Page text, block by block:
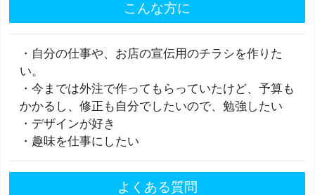
こんな方に
・自分の仕事や、お店の宣伝用のチラシを作りた
い。
・今までは外注で作ってもらっていたけど、予算も
かかるし、修正も自分でしたいので、勉強したい
・デザインが好き
・趣味を仕事にしたい
よくある質問